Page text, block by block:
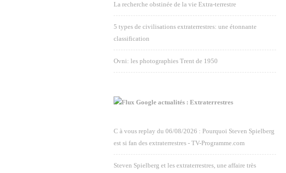
La recherche obstinée de la vie Extra-terrestre
5 types de civilisations extraterrestres: une étonnante
classification
Ovni: les photographies Trent de 1950
Google actualités : Extraterrestres
C à vous replay du 06/08/2026 : Pourquoi Steven Spielberg
est si fan des extraterrestres - TV-Programme.com
Steven Spielberg et les extraterrestres, une affaire très